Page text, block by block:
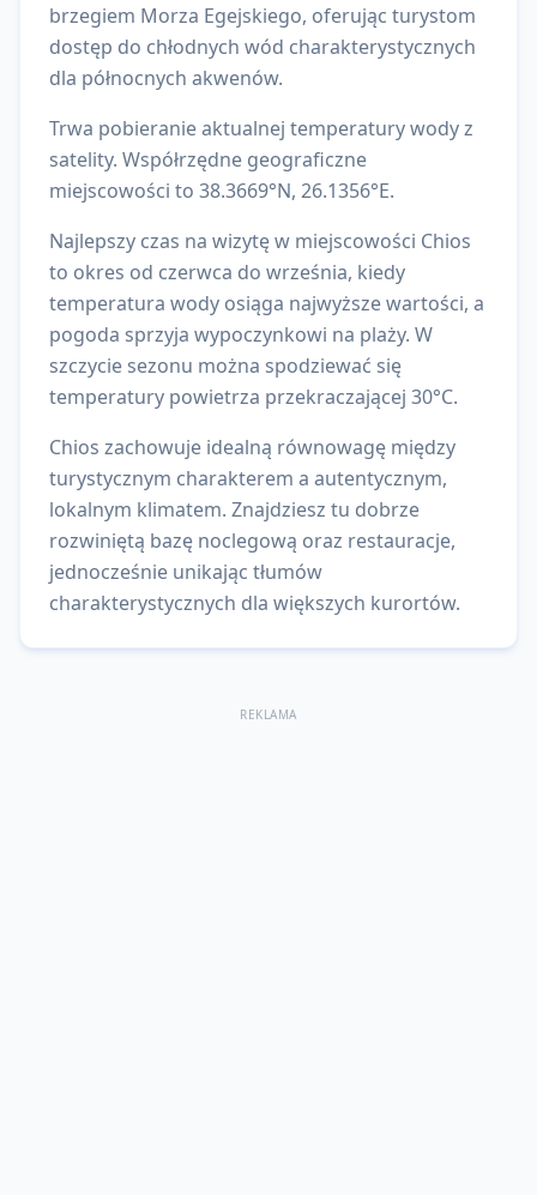
brzegiem Morza Egejskiego, oferując turystom
dostęp do chłodnych wód charakterystycznych
dla północnych akwenów.
Trwa pobieranie aktualnej temperatury wody z
satelity. Współrzędne geograficzne
miejscowości to 38.3669°N, 26.1356°E.
Najlepszy czas na wizytę w miejscowości Chios
to okres od czerwca do września, kiedy
temperatura wody osiąga najwyższe wartości, a
pogoda sprzyja wypoczynkowi na plaży. W
szczycie sezonu można spodziewać się
temperatury powietrza przekraczającej 30°C.
Chios zachowuje idealną równowagę między
turystycznym charakterem a autentycznym,
lokalnym klimatem. Znajdziesz tu dobrze
rozwiniętą bazę noclegową oraz restauracje,
jednocześnie unikając tłumów
charakterystycznych dla większych kurortów.
REKLAMA